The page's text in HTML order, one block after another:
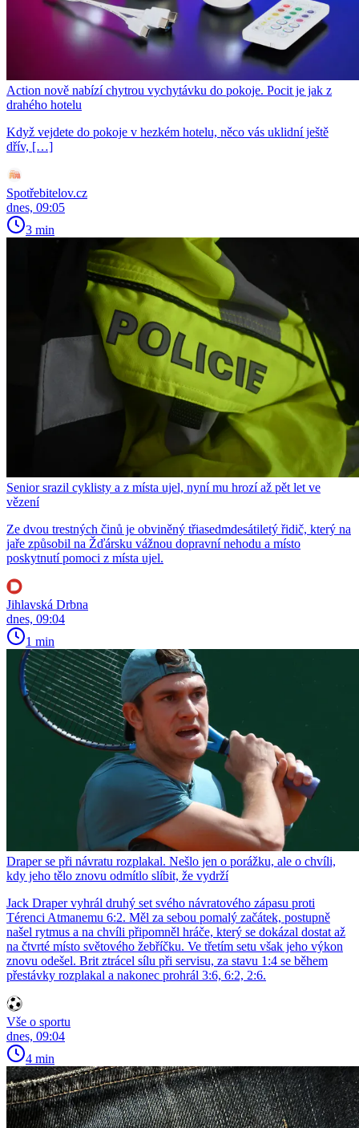
Action nově nabízí chytrou vychytávku do pokoje. Pocit je jak z
drahého hotelu
Když vejdete do pokoje v hezkém hotelu, něco vás uklidní ještě
dřív, […]
Spotřebitelov.cz
dnes, 09:05
3 min
Senior srazil cyklisty a z místa ujel, nyní mu hrozí až pět let ve
vězení
Ze dvou trestných činů je obviněný třiasedmdesátiletý řidič, který na
jaře způsobil na Žďársku vážnou dopravní nehodu a místo
poskytnutí pomoci z místa ujel.
Jihlavská Drbna
dnes, 09:04
1 min
Draper se při návratu rozplakal. Nešlo jen o porážku, ale o chvíli,
kdy jeho tělo znovu odmítlo slíbit, že vydrží
Jack Draper vyhrál druhý set svého návratového zápasu proti
Térenci Atmanemu 6:2. Měl za sebou pomalý začátek, postupně
našel rytmus a na chvíli připomněl hráče, který se dokázal dostat až
na čtvrté místo světového žebříčku. Ve třetím setu však jeho výkon
znovu odešel. Brit ztrácel sílu při servisu, za stavu 1:4 se během
přestávky rozplakal a nakonec prohrál 3:6, 6:2, 2:6.
Vše o sportu
dnes, 09:04
4 min